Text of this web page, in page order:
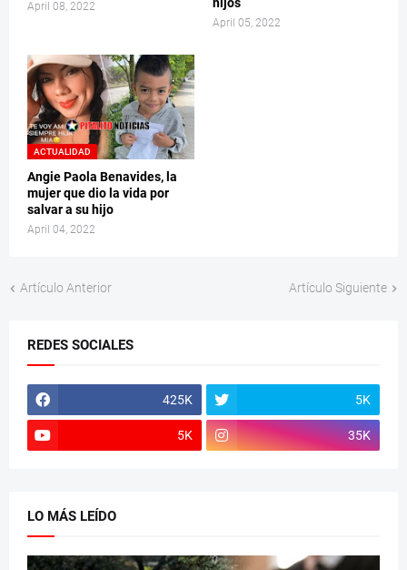
April 08, 2022 hijos
April 05, 2022
ACTUALIDAD
Angie Paola Benavides, la
mujer que dio la vida por
salvar a su hijo
April 04, 2022
Artículo Anterior Artículo Siguiente
REDES SOCIALES
425K 5K
5K 35K
LO MÁS LEÍDO